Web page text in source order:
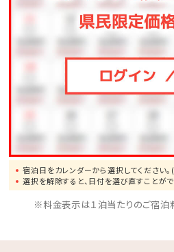
宿泊日をカレンダーから選択してください
選択を解除すると、日付を選び直すことがで
※料金表示は１泊当たりのご宿泊料